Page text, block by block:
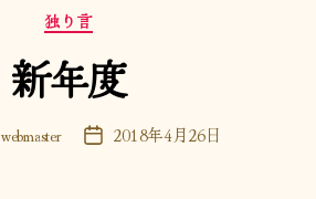
カ
テ
ゴ
リ
独り言
新年度
webmaster
投 2018年4月26日